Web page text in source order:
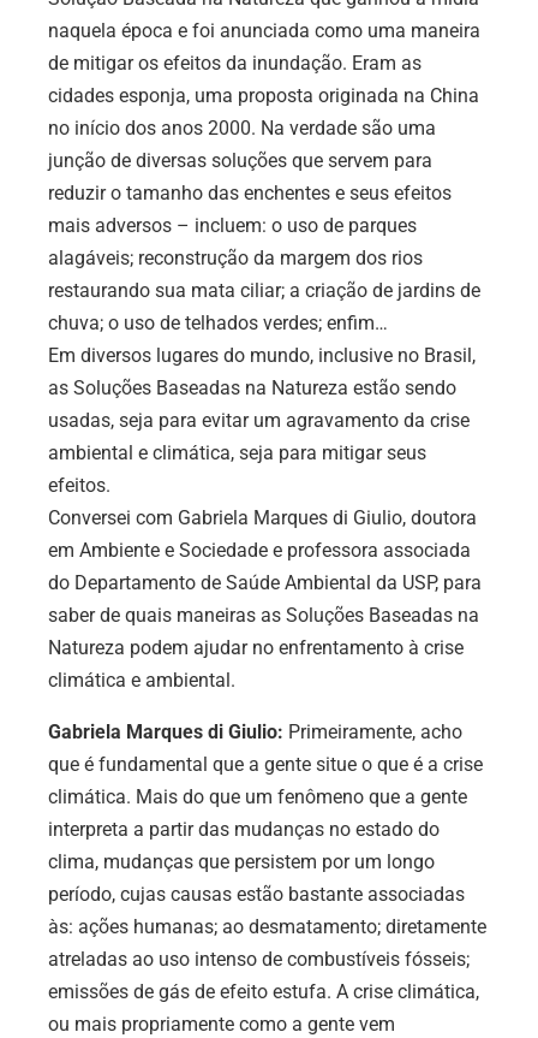
naquela época e foi anunciada como uma maneira
de mitigar os efeitos da inundação. Eram as
cidades esponja, uma proposta originada na China
no início dos anos 2000. Na verdade são uma
junção de diversas soluções que servem para
reduzir o tamanho das enchentes e seus efeitos
mais adversos – incluem: o uso de parques
alagáveis; reconstrução da margem dos rios
restaurando sua mata ciliar; a criação de jardins de
chuva; o uso de telhados verdes; enfim…
Em diversos lugares do mundo, inclusive no Brasil,
as Soluções Baseadas na Natureza estão sendo
usadas, seja para evitar um agravamento da crise
ambiental e climática, seja para mitigar seus
efeitos.
Conversei com Gabriela Marques di Giulio, doutora
em Ambiente e Sociedade e professora associada
do Departamento de Saúde Ambiental da USP, para
saber de quais maneiras as Soluções Baseadas na
Natureza podem ajudar no enfrentamento à crise
climática e ambiental.
Gabriela Marques di Giulio: Primeiramente, acho
que é fundamental que a gente situe o que é a crise
climática. Mais do que um fenômeno que a gente
interpreta a partir das mudanças no estado do
clima, mudanças que persistem por um longo
período, cujas causas estão bastante associadas
às: ações humanas; ao desmatamento; diretamente
atreladas ao uso intenso de combustíveis fósseis;
emissões de gás de efeito estufa. A crise climática,
ou mais propriamente como a gente vem